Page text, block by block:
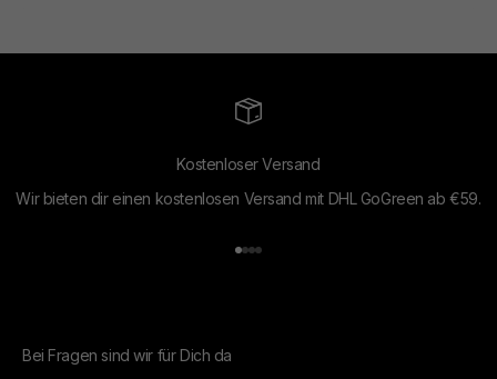
Kostenloser Versand
Wir bieten dir einen kostenlosen Versand mit DHL GoGreen ab €59.
Gehe zu Element 1
Gehe zu Element 2
Gehe zu Element 3
Gehe zu Element 4
Bei Fragen sind wir für Dich da